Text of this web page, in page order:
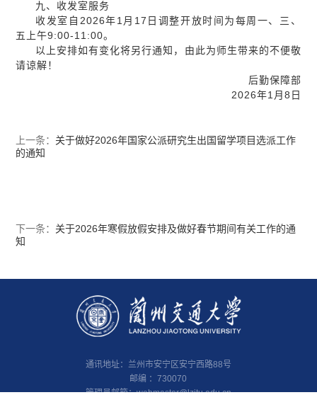
九、收发室服务
收发室自2026年1月17日调整开放时间为每周一、三、
五上午9:00-11:00。
以上安排如有变化将另行通知，由此为师生带来的不便敬
请谅解！
后勤保障部
2026年1月8日
上一条： 关于做好2026年国家公派研究生出国留学项目选派工作
的通知
下一条： 关于2026年寒假放假安排及做好春节期间有关工作的通
知
通讯地址：兰州市安宁区安宁西路88号
邮编 ：730070
管理员邮箱：webmaster@lzjtu.edu.cn